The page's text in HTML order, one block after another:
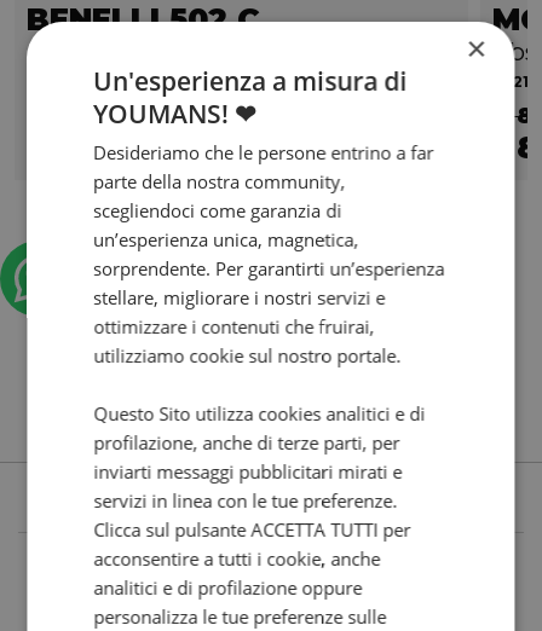
BENELLI 502 C
abs E4
2024 | 5715 km | 500 cc | 47.6 Hp | 35 Kw
4.200 €83/mese
2021
€
×
Un'esperienza a misura di
YOUMANS! ❤
Desideriamo che le persone entrino a far
parte della nostra community,
scegliendoci come garanzia di
un’esperienza unica, magnetica,
sorprendente. Per garantirti un’esperienza
stellare, migliorare i nostri servizi e
ottimizzare i contenuti che fruirai,
utilizziamo cookie sul nostro portale.
Questo Sito utilizza cookies analitici e di
profilazione, anche di terze parti, per
inviarti messaggi pubblicitari mirati e
servizi in linea con le tue preferenze.
Clicca sul pulsante ACCETTA TUTTI per
acconsentire a tutti i cookie, anche
analitici e di profilazione oppure
personalizza le tue preferenze sulle